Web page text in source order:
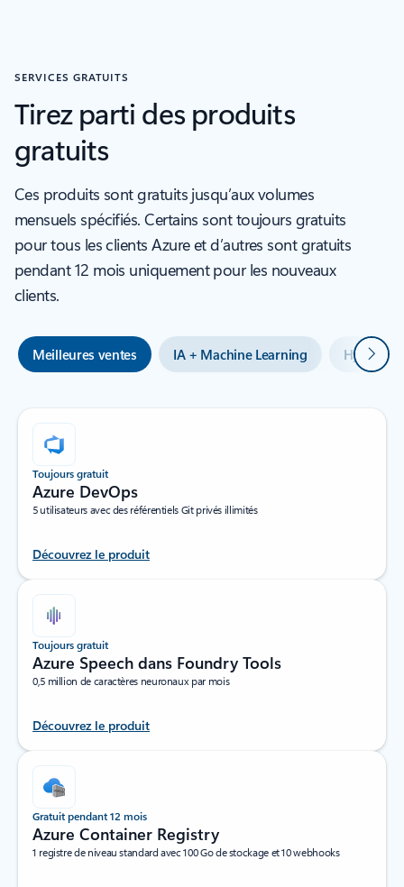
SERVICES GRATUITS
Tirez parti des produits
gratuits
Ces produits sont gratuits jusqu’aux volumes
mensuels spécifiés. Certains sont toujours gratuits
pour tous les clients Azure et d’autres sont gratuits
pendant 12 mois uniquement pour les nouveaux
clients.
Meilleures ventes IA + Machine Learning Hybride
Toujours gratuit
Azure DevOps
5 utilisateurs avec des référentiels Git privés illimités
Découvrez le produit
Toujours gratuit
Azure Speech dans Foundry Tools
0,5 million de caractères neuronaux par mois
Découvrez le produit
Gratuit pendant 12 mois
Azure Container Registry
1 registre de niveau standard avec 100 Go de stockage et 10 webhooks